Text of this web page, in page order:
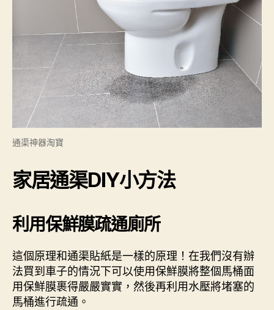
通渠神器淘寶
家居通渠DIY小方法
利用保鮮膜疏通廁所
這個原理和通渠貼紙是一樣的原理！在我們沒有辦
法買到車子的情況下可以使用保鮮膜將整個馬桶面
用保鮮膜裹得嚴嚴實實，然後再利用水壓將堵塞的
馬桶進行疏通。